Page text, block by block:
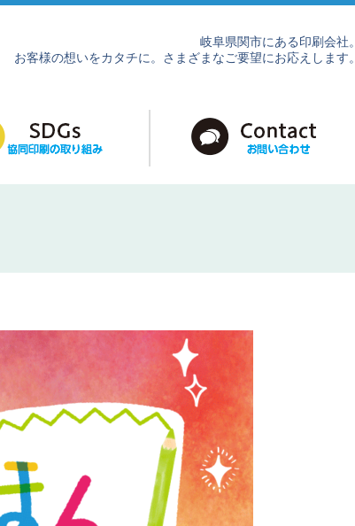
岐阜県関市にある印刷会社。
お客様の想いをカタチに。さまざまなご要望にお応えします。